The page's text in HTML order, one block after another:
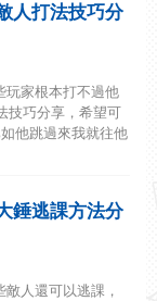
人打法技巧分
玩家根本打不過他
技巧分享，希望可
他跳過來我就往他
錘逃課方法分
人還可以逃課，